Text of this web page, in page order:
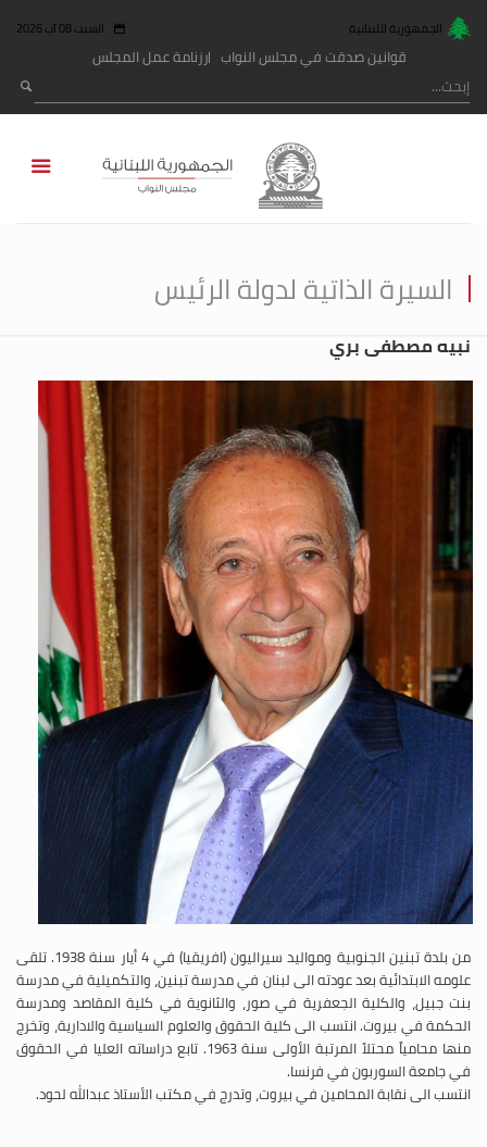
الجمهورية اللبنانية السبت 08 آب 2026
قوانين صدقت في مجلس النواب رزنامة عمل المجلس
السيرة الذاتية لدولة الرئيس
نبيه مصطفى بري
من بلدة تبنين الجنوبية ومواليد سيراليون (افريقيا) في 4 أيار سنة 1938. تلقى
علومه الابتدائية بعد عودته الى لبنان في مدرسة تبنين، والتكميلية في مدرسة
بنت جبيل، والكلية الجعفرية في صور، والثانوية في كلية المقاصد ومدرسة
الحكمة في بيروت. انتسب الى كلية الحقوق والعلوم السياسية والادارية، وتخرج
منها محامياً محتلاً المرتبة الأولى سنة 1963. تابع دراساته العليا في الحقوق
في جامعة السوربون في فرنسا.
انتسب الى نقابة المحامين في بيروت، وتدرج في مكتب الأستاذ عبدالله لحود.